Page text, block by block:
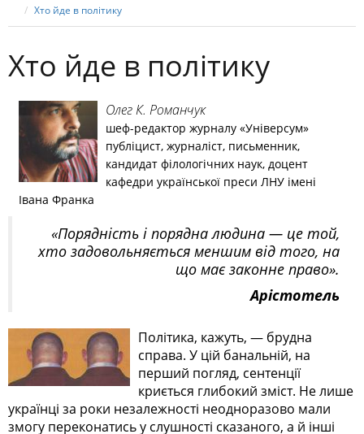
Хто йде в політику
Хто йде в політику
Олег К. Романчук
шеф-редактор журналу «Універсум»
публіцист, журналіст, письменник,
кандидат філологічних наук, доцент
кафедри української преси ЛНУ імені
Івана Франка
«Порядність і порядна людина — це той,
хто задовольняється меншим від того, на
що має законне право».
Арістотель
Політика, кажуть, — брудна
справа. У цій банальній, на
перший погляд, сентенції
криється глибокий зміст. Не лише
українці за роки незалежності неодноразово мали
змогу переконатись у слушності сказаного, а й інші